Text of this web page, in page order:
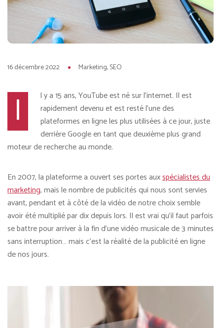
16 décembre 2022 Marketing SEO
I
l y a 15 ans, YouTube est né sur l’internet. Il est
rapidement devenu et est resté l’une des
plateformes en ligne les plus utilisées à ce jour, juste
derrière Google en tant que deuxième plus grand
moteur de recherche au monde.
En 2007, la plateforme a ouvert ses portes auxspécialistes du
marketing, mais le nombre de publicités qui nous sont servies
avant, pendant et à côté de la vidéo de notre choix semble
avoir été multiplié par dix depuis lors. Il est vrai qu’il faut parfois
se battre pour arriver à la fin d’une vidéo musicale de 3 minutes
sans interruption… mais c’est la réalité de la publicité en ligne
de nos jours.